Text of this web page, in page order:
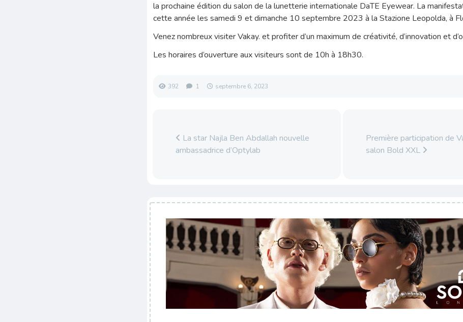
la prochaine édition du salon de la lunetterie internationale DaTE Eyewear. La
cette année les samedi 9 et dimanche 10 septembre 2023 à la Stazione Leopolda, à
Venez nombreux visiter Vakay. et profiter d’un maximum de créativité, d’innovation et
Les horaires d’ouverture aux visiteurs sont de 10h à 18h30.
392 1 septembre 6, 2023
La star Najla Ben Abdallah nouvelle
ambassadrice d’Optylab
Première participation de
salon Bold XXL